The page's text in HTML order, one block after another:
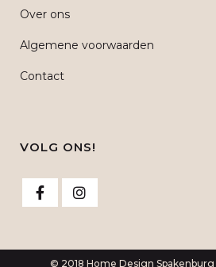
Over ons
Algemene voorwaarden
Contact
VOLG ONS!
© 2018 Home Design Spakenburg |